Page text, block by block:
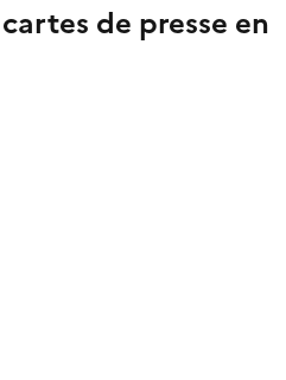
de presse en